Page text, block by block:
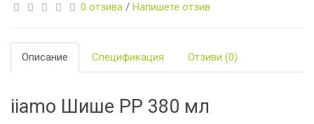
0 отзива / Напишете отзив
Описание Спецификация Отзиви (0)
iiamo Шише РР 380 мл